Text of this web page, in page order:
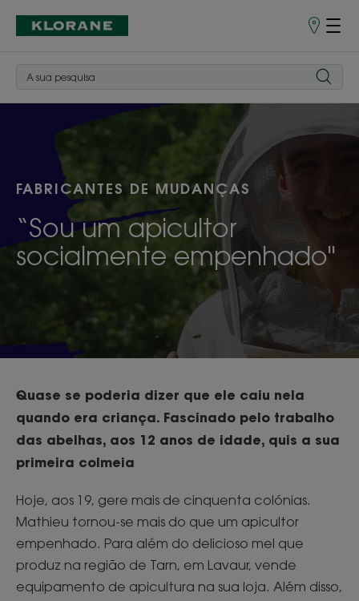
Pontos
FABRICANTES DE MUDANÇAS
“Sou um apicultor
socialmente empenhado"
Quase se poderia dizer que ele caiu nela
quando era criança. Fascinado pelo trabalho
das abelhas, aos 12 anos de idade, quis a sua
primeira colmeia
Hoje, aos 19, gere mais de cinquenta colónias.
Mathieu tornou-se mais do que um apicultor
empenhado. Para além do delicioso mel que
produz na região de Tarn, em Lavaur, vende
equipamento de apicultura na sua loja. Além disso,